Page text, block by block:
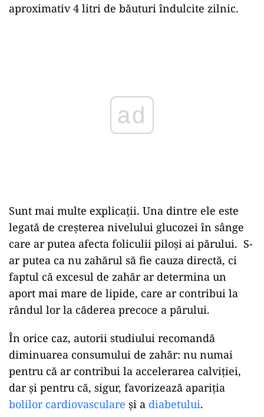
aproximativ 4 litri de băuturi îndulcite zilnic.
Sunt mai multe explicații. Una dintre ele este
legată de creșterea nivelului glucozei în sânge
care ar putea afecta foliculii piloși ai părului. S-
ar putea ca nu zahărul să fie cauza directă, ci
faptul că excesul de zahăr ar determina un
aport mai mare de lipide, care ar contribui la
rândul lor la căderea precoce a părului.
În orice caz, autorii studiului recomandă
diminuarea consumului de zahăr: nu numai
pentru că ar contribui la accelerarea calviției,
dar și pentru că, sigur, favorizează apariția
bolilor cardiovasculare și a diabetului.